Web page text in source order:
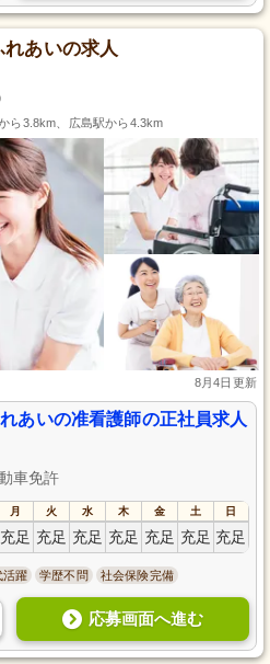
あいの求人
ら3.8km、広島駅から4.3km
8月4日更新
あいの准看護師の正社員求人
車免許
月 火 水 木 金 土 日
充足 充足 充足 充足 充足 充足 充足
活躍 学歴不問 社会保険完備
応募画面へ進む